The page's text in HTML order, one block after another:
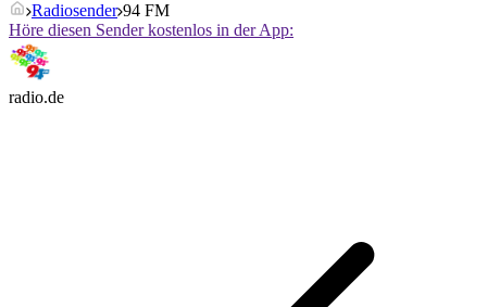
Radiosender 94 FM
Höre diesen Sender kostenlos in der App:
radio.de